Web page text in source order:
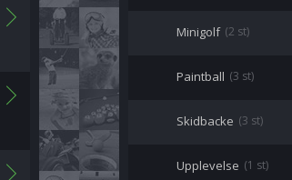
Minigolf (2 st)
Paintball (3 st)
Skidbacke (3 st)
Upplevelse (1 st)